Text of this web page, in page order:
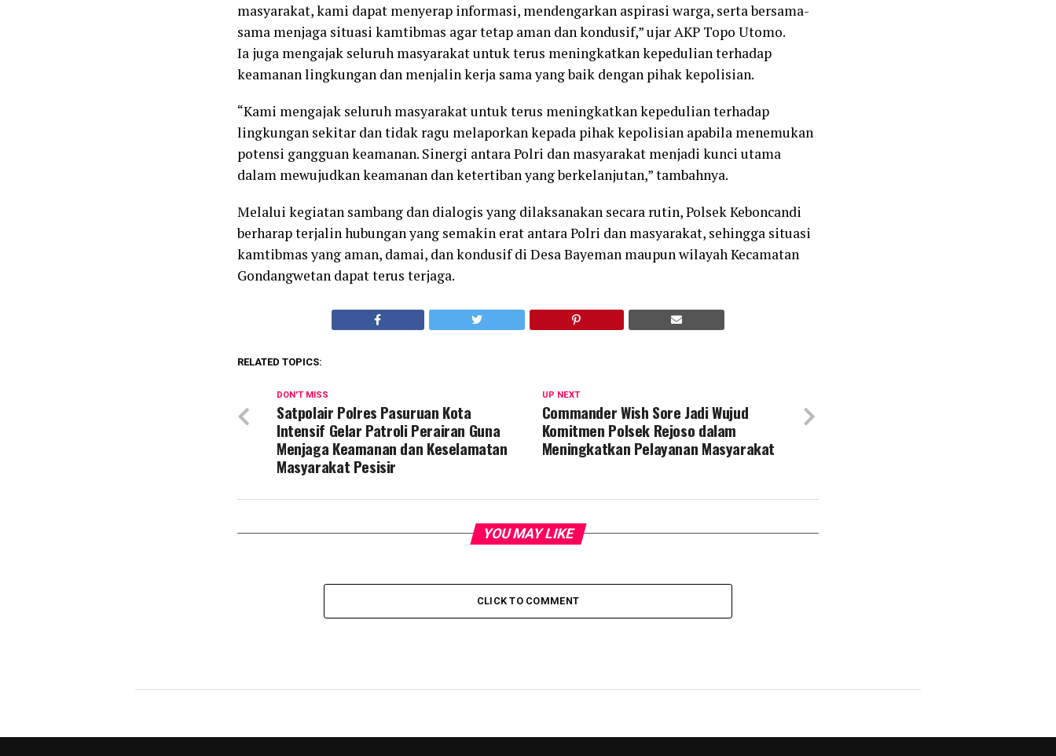
masyarakat, kami dapat menyerap informasi, mendengarkan aspirasi warga, serta bersama-
sama menjaga situasi kamtibmas agar tetap aman dan kondusif,” ujar AKP Topo Utomo.
Ia juga mengajak seluruh masyarakat untuk terus meningkatkan kepedulian terhadap
keamanan lingkungan dan menjalin kerja sama yang baik dengan pihak kepolisian.
“Kami mengajak seluruh masyarakat untuk terus meningkatkan kepedulian terhadap
lingkungan sekitar dan tidak ragu melaporkan kepada pihak kepolisian apabila menemukan
potensi gangguan keamanan. Sinergi antara Polri dan masyarakat menjadi kunci utama
dalam mewujudkan keamanan dan ketertiban yang berkelanjutan,” tambahnya.
Melalui kegiatan sambang dan dialogis yang dilaksanakan secara rutin, Polsek Keboncandi
berharap terjalin hubungan yang semakin erat antara Polri dan masyarakat, sehingga situasi
kamtibmas yang aman, damai, dan kondusif di Desa Bayeman maupun wilayah Kecamatan
Gondangwetan dapat terus terjaga.
RELATED TOPICS:
UP NEXT
Commander Wish Sore Jadi Wujud
Komitmen Polsek Rejoso dalam
Meningkatkan Pelayanan Masyarakat
DON'T MISS
Satpolair Polres Pasuruan Kota
Intensif Gelar Patroli Perairan Guna
Menjaga Keamanan dan Keselamatan
Masyarakat Pesisir
YOU MAY LIKE
CLICK TO COMMENT